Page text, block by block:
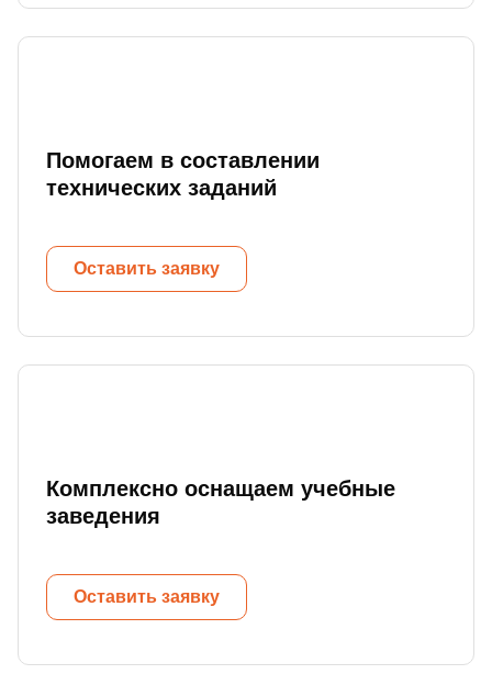
Помогаем в составлении
технических заданий
Оставить заявку
Комплексно оснащаем учебные
заведения
Оставить заявку